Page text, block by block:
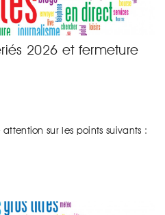
2026 et fermeture
sur les points suivants :